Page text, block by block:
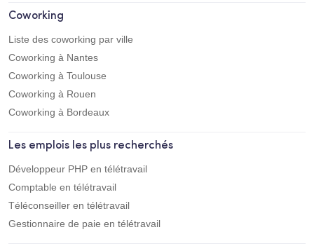
Coworking
Liste des coworking par ville
Coworking à Nantes
Coworking à Toulouse
Coworking à Rouen
Coworking à Bordeaux
Les emplois les plus recherchés
Développeur PHP en télétravail
Comptable en télétravail
Téléconseiller en télétravail
Gestionnaire de paie en télétravail